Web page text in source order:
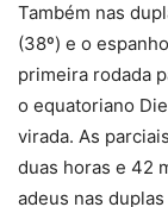
Também nas
(38º) e o
primeira rodada
o equatoriano
virada. As
duas horas e 42
adeus nas